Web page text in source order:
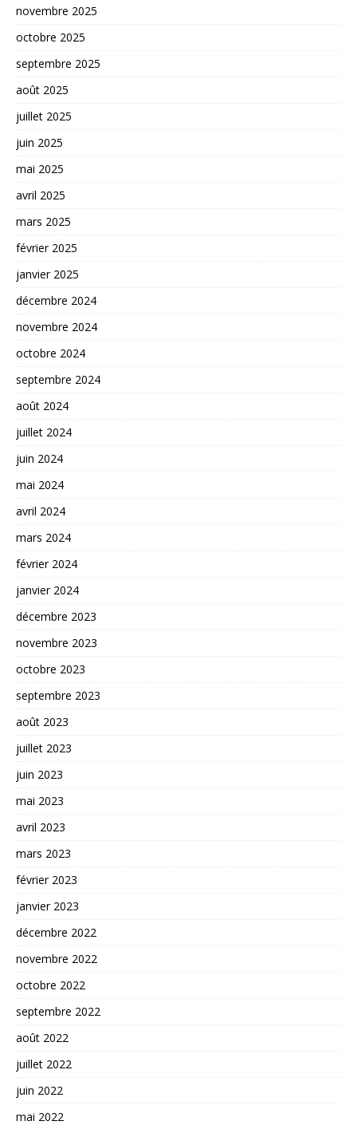
novembre 2025
octobre 2025
septembre 2025
août 2025
juillet 2025
juin 2025
mai 2025
avril 2025
mars 2025
février 2025
janvier 2025
décembre 2024
novembre 2024
octobre 2024
septembre 2024
août 2024
juillet 2024
juin 2024
mai 2024
avril 2024
mars 2024
février 2024
janvier 2024
décembre 2023
novembre 2023
octobre 2023
septembre 2023
août 2023
juillet 2023
juin 2023
mai 2023
avril 2023
mars 2023
février 2023
janvier 2023
décembre 2022
novembre 2022
octobre 2022
septembre 2022
août 2022
juillet 2022
juin 2022
mai 2022